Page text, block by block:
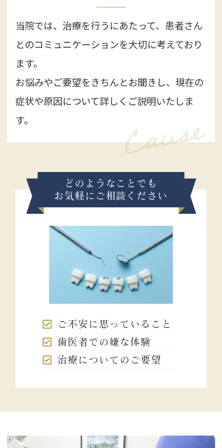
1月は5日からの診療になりますので、よろし
くお願い致します。
当院では、治療を行うにあたって、患者さん
とのコミュニケーションを大切に考えており
ます。
お悩みやご要望をきちんとお聞きし、現在の
症状や原因について詳しくご説明いたしま
す。
どのようなことでも
お気軽にご相談ください
ご不安に思っていること
歯医者での嫌な体験
治療についてのご要望